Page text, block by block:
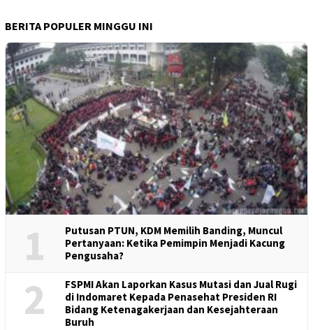
BERITA POPULER MINGGU INI
1
Putusan PTUN, KDM Memilih Banding, Muncul
Pertanyaan: Ketika Pemimpin Menjadi Kacung
Pengusaha?
2
FSPMI Akan Laporkan Kasus Mutasi dan Jual Rugi
di Indomaret Kepada Penasehat Presiden RI
Bidang Ketenagakerjaan dan Kesejahteraan
Buruh